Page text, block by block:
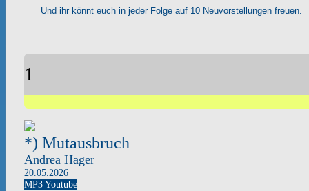
Und ihr könnt euch in jeder Folge auf 10 Neuvorstellungen freuen.
1
*) Mutausbruch
Andrea Hager
20.05.2026
MP3Youtube